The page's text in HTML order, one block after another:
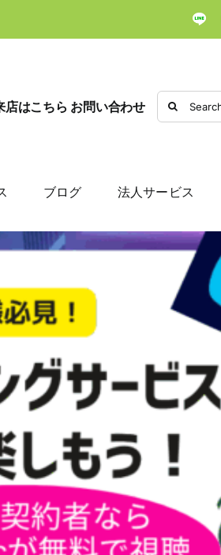
LINE
店はこちら お問い合わせ
Search
for:
ブログ 法人サービス